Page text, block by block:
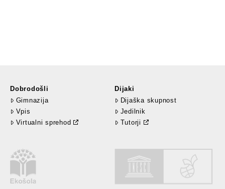
Dobrodošli
Gimnazija
Vpis
Virtualni sprehod
Dijaki
Dijaška skupnost
Jedilnik
Tutorji